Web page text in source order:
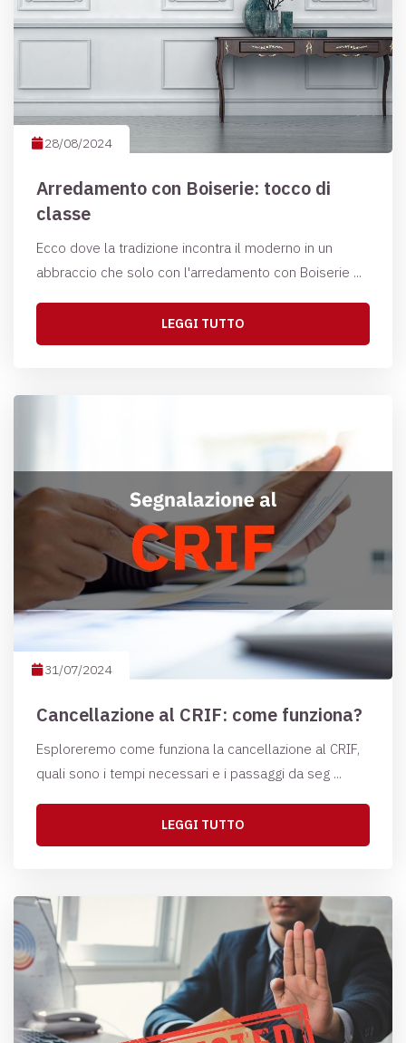
28/08/2024
Arredamento con Boiserie: tocco di
classe
Ecco dove la tradizione incontra il moderno in un
abbraccio che solo con l'arredamento con Boiserie ...
LEGGI TUTTO
31/07/2024
Cancellazione al CRIF: come funziona?
Esploreremo come funziona la cancellazione al CRIF,
quali sono i tempi necessari e i passaggi da seg ...
LEGGI TUTTO